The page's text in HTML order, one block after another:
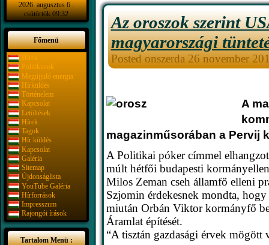
2026. augusztus 6 .
csütörtök 09:32
Főmenü
Hírek
Politikusok
Megújjuló energia
Hírküldés
Történelem
Kapcsolat
Letöltések
Hírek
Tagok
Hír küldés
Kapcsolat
Galéria
Sitemap
Újdonságlista
YouTube Galéria
Hírforrások
Impresszum
Rajongói írások
Tartalom Menü :
Az oroszok szerint
magyarországi
Posted onszerda 26 november
A
magazinműsorában a Pervij
A Politikai póker címmel
múlt hétfői budapesti
Milos Zeman cseh államfő elleni
Szjomin érdekesnek mondta,
miután Orbán Viktor kormányfő
Áramlat építését.
“A tisztán gazdasági érvek